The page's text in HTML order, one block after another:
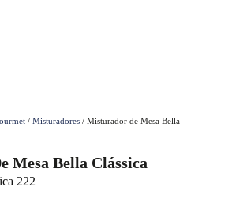
/ Misturadores/ Misturador de Mesa Bella
Mesa Bella Clássica
222